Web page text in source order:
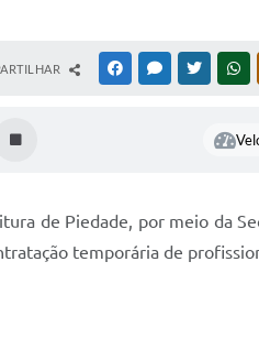
FACEBOOKMESSENGER
TWITTER
de Piedade, por meio da
temporária de